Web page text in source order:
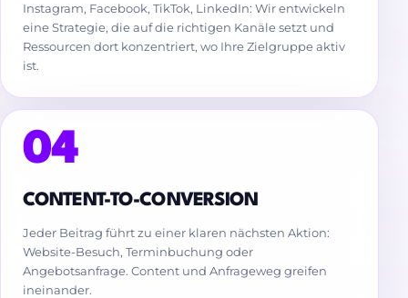
Instagram, Facebook, TikTok, LinkedIn: Wir entwickeln
eine Strategie, die auf die richtigen Kanäle setzt und
Ressourcen dort konzentriert, wo Ihre Zielgruppe aktiv
ist.
04
CONTENT-TO-CONVERSION
Jeder Beitrag führt zu einer klaren nächsten Aktion:
Website-Besuch, Terminbuchung oder
Angebotsanfrage. Content und Anfrageweg greifen
ineinander.